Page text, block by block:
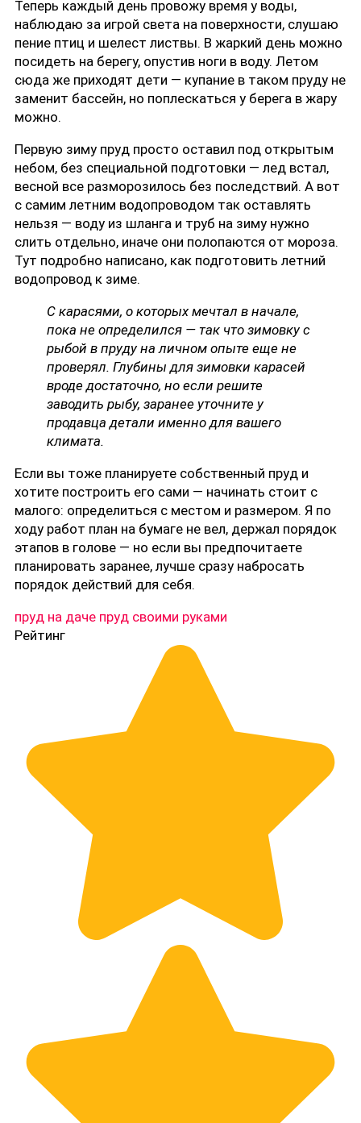
Теперь каждый день провожу время у воды,
наблюдаю за игрой света на поверхности, слушаю
пение птиц и шелест листвы. В жаркий день можно
посидеть на берегу, опустив ноги в воду. Летом
сюда же приходят дети — купание в таком пруду не
заменит бассейн, но поплескаться у берега в жару
можно.
Первую зиму пруд просто оставил под открытым
небом, без специальной подготовки — лед встал,
весной все разморозилось без последствий. А вот
с самим летним водопроводом так оставлять
нельзя — воду из шланга и труб на зиму нужно
слить отдельно, иначе они полопаются от мороза.
Тут подробно написано, как подготовить летний
водопровод к зиме.
С карасями, о которых мечтал в начале,
пока не определился — так что зимовку с
рыбой в пруду на личном опыте еще не
проверял. Глубины для зимовки карасей
вроде достаточно, но если решите
заводить рыбу, заранее уточните у
продавца детали именно для вашего
климата.
Если вы тоже планируете собственный пруд и
хотите построить его сами — начинать стоит с
малого: определиться с местом и размером. Я по
ходу работ план на бумаге не вел, держал порядок
этапов в голове — но если вы предпочитаете
планировать заранее, лучше сразу набросать
порядок действий для себя.
пруд на даче пруд своими руками
Рейтинг